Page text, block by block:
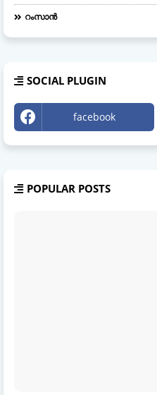
റംസാൻ
SOCIAL PLUGIN
facebook
POPULAR POSTS